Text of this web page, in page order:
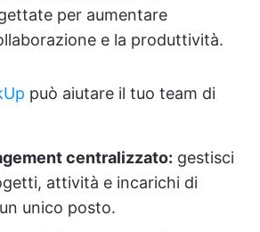
per aumentare
e la produttività.
può aiutare il tuo team di
centralizzato: gestisci
attività e incarichi di
unico posto.